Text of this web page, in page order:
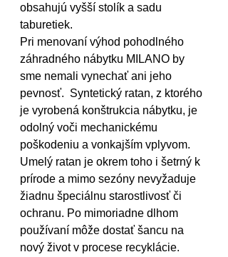
obsahujú vyšší stolík a sadu
taburetiek.
Pri menovaní výhod pohodlného
záhradného nábytku MILANO by
sme nemali vynechať ani jeho
pevnosť.  Syntetický ratan, z ktorého
je vyrobená konštrukcia nábytku, je
odolný voči mechanickému
poškodeniu a vonkajším vplyvom.
Umelý ratan je okrem toho i šetrný k
prírode a mimo sezóny nevyžaduje
žiadnu špeciálnu starostlivosť či
ochranu. Po mimoriadne dlhom
používaní môže dostať šancu na
nový život v procese recyklácie.